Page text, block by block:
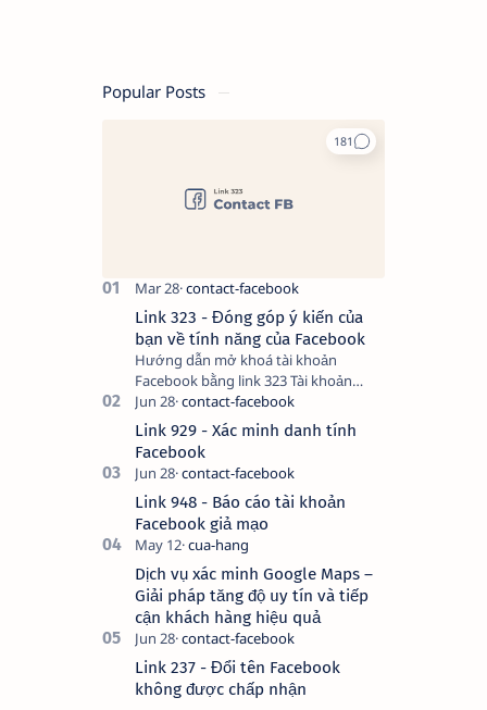
Popular Posts
Link 323 - Đóng góp ý kiến của
bạn về tính năng của Facebook
Hướng dẫn mở khoá tài khoản
Facebook bằng link 323 Tài khoản
Facebook bị vô hiệu hóa có thể do
nhiều nguyên nhân, do bạn đăng bài
hay thực hiện…
Link 929 - Xác minh danh tính
Facebook
Link 948 - Báo cáo tài khoản
Facebook giả mạo
Dịch vụ xác minh Google Maps –
Giải pháp tăng độ uy tín và tiếp
cận khách hàng hiệu quả
Link 237 - Đổi tên Facebook
không được chấp nhận